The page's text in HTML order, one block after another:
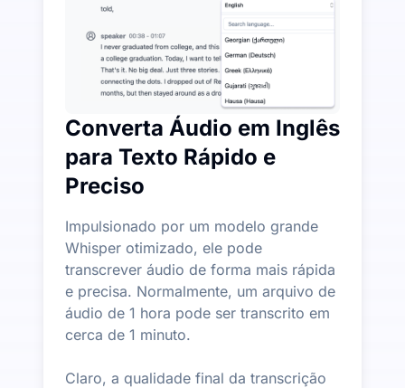
Converta Áudio em Inglês
para Texto Rápido e
Preciso
Impulsionado por um modelo grande
Whisper otimizado, ele pode
transcrever áudio de forma mais rápida
e precisa. Normalmente, um arquivo de
áudio de 1 hora pode ser transcrito em
cerca de 1 minuto.
Claro, a qualidade final da transcrição